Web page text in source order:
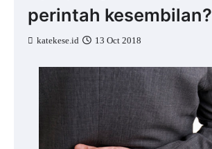
perintah kesembilan?
katekese.id 13 Oct 2018